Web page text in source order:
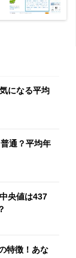
になる平均
通？平均年
央値は437
特徴！あな